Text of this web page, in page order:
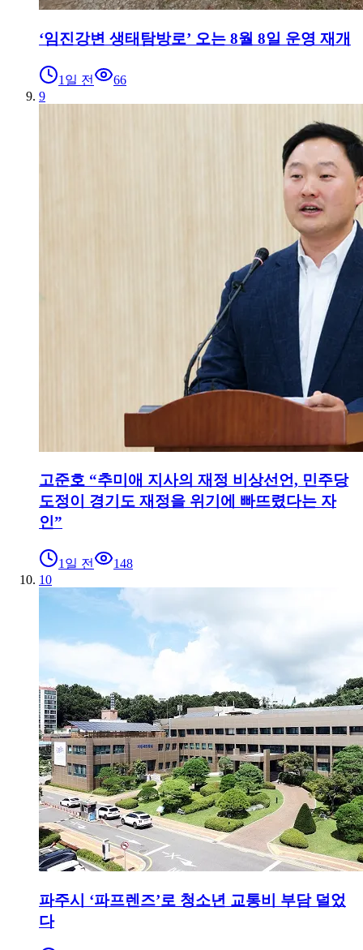
‘임진강변 생태탐방로’ 오는 8월 8일 운영 재개
1일 전
66
9
고준호 “추미애 지사의 재정 비상선언, 민주당
도정이 경기도 재정을 위기에 빠뜨렸다는 자
인”
1일 전
148
10
파주시 ‘파프렌즈’로 청소년 교통비 부담 덜었
다